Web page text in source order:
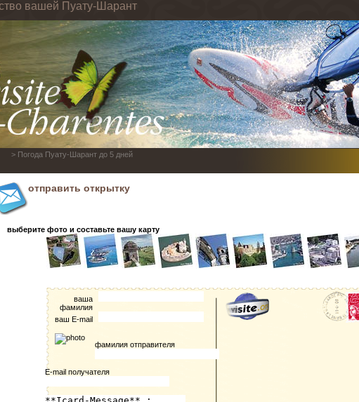
вашей Пуату-Шарант
> Погода Пуату-Шарант до 5 дней
отправить открытку
выберите фото и составьте вашу карту
ваша
фамилия
ваш E-mail
фамилия отправителя
E-mail получателя